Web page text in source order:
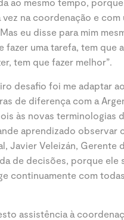
vez na coordenação e
eu disse para mim
fazer uma tarefa, tem que
tem que fazer melhor”.
desafio foi me adaptar
de diferença com a
às novas terminologias
aprendizado observar
Javier Veleizán, Gerente
de decisões, porque ele
continuamente com
assistência à